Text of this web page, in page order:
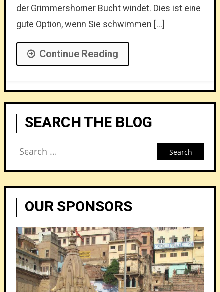
der Grimmershorner Bucht windet. Dies ist eine
gute Option, wenn Sie schwimmen […]
Continue Reading
SEARCH THE BLOG
Search
OUR SPONSORS